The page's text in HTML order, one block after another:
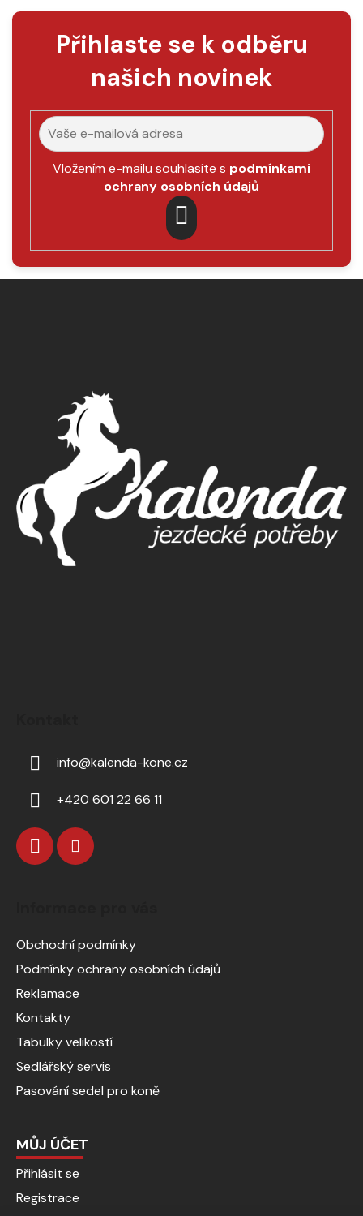
Přihlaste se k odběru
našich novinek
Vložením e-mailu souhlasíte s podmínkami
ochrany osobních údajů
PŘIHLÁSIT
SE
info@kalenda-kone.cz
+420 601 22 66 11
Obchodní podmínky
Podmínky ochrany osobních údajů
Reklamace
Kontakty
Tabulky velikostí
Sedlářský servis
Pasování sedel pro koně
MŮJ ÚČET
Přihlásit se
Registrace